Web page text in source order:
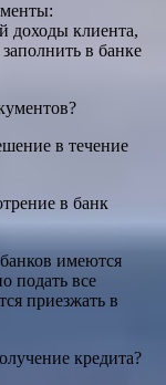
доходы клиента,
в банке
в течение
в банк
имеются
подать все
приезжать в
кредита?